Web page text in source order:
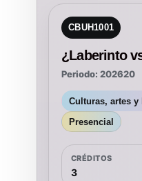
CBUH1001
¿Laberinto
Periodo: 202620
Culturas, artes y
Presencial
CRÉDITOS
3